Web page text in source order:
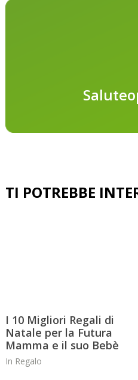
I 10 Migliori Regali di
Natale per la Futura
Mamma e il suo Bebè
In Regalo